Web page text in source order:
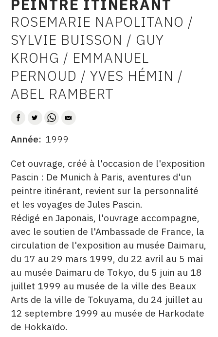
CGU
CGV
SUIVEZ-NOUS
PINTEREST
PEINTRE ITINÉRANT
AUTEUR
ROSEMARIE NAPOLITANO /
SYLVIE BUISSON / GUY
KROHG / EMMANUEL
PERNOUD / YVES HÉMIN /
ABEL RAMBERT
DATE
Année 1999
DESCRITPTION
Cet ouvrage, créé à l'occasion de l'exposition
Pascin : De Munich à Paris, aventures d'un
peintre itinérant, revient sur la personnalité
et les voyages de Jules Pascin.
Rédigé en Japonais, l'ouvrage accompagne,
avec le soutien de l'Ambassade de France, la
circulation de l'exposition au musée Daimaru,
du 17 au 29 mars 1999, du 22 avril au 5 mai
au musée Daimaru de Tokyo, du 5 juin au 18
juillet 1999 au musée de la ville des Beaux
Arts de la ville de Tokuyama, du 24 juillet au
12 septembre 1999 au musée de Harkodate
de Hokkaïdo.